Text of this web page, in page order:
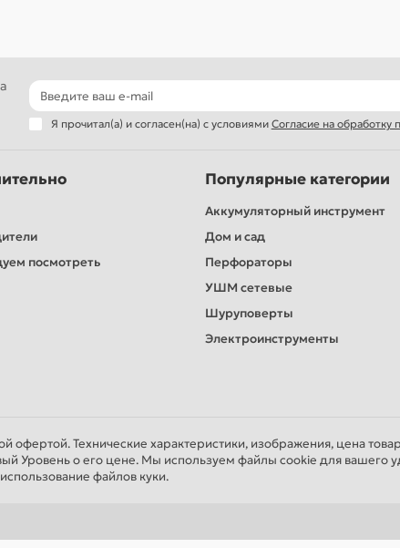
Я прочитал(а) и согласен(на) с условиями Согласие на обработку
посмотреть
Популярные категории
Аккумуляторный инструмент
Дом и сад
Перфораторы
УШМ сетевые
Шуруповерты
Электроинструменты
офертой. Технические характеристики, изображения, цена
Уровень о его цене. Мы используем файлы cookie для вашего
файлов куки.